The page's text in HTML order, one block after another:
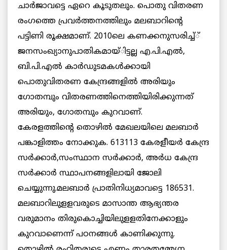
ചാര്‍ജാവട്ടെ ഏറെ കൂടുതലും. പൊതു വിതരണ
രംഗത്തെ പ്രവര്‍ത്തനത്തിലും മലബാറിന്റെ
പട്ടിണി രൂക്ഷമാണ്. 2010ലെ കണക്കനുസരിച്ച്്
ജനസംഖ്യാനുപാതികമായ്ിട്ടല്ല എ.പി.എല്‍,
ബി.പി.എല്‍ കാര്‍ഡുടമകള്‍ക്കായി
പൊതുവിതരണ കേന്ദ്രങ്ങളില്‍ അരിയും
ഗോതമ്പും വിതരണത്തിനെത്തിയിരിക്കുന്നത്
അരിയും, ഗോതമ്പും കുറവാണ്.
കേരളത്തിന്റെ തൊഴില്‍ മേഖലയിലെ മലബാര്‍
പങ്കാളിത്തം നോക്കുക. 613113 കേരളീയര്‍ കേന്ദ്ര
സര്‍ക്കാര്‍,സംസ്ഥാന സര്‍ക്കാര്‍, അര്‍ധ കേന്ദ്ര
സര്‍ക്കാര്‍ സ്ഥാപനങ്ങളിലായി ജോലി
ചെയ്യുന്നു.മലബാര്‍ പ്രാതിനിധ്യമാവട്ടെ 186531.
മലബാറിലുളളവരുടെ മാസാന്ത ആഭ്യന്തര
വരുമാനം തിരുകൊച്ചിയിലുളളതിനേക്കാളും
കുറവാണെന്ന് പഠനങ്ങള്‍ കാണിക്കുന്നു.